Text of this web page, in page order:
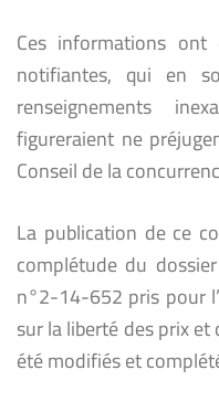
Ces informations
notifiantes, qui en
renseignements
figureraient ne
Conseil de la
La publication de ce
complétude du
n°2-14-652 pris pour
sur la liberté des prix
été modifiés et